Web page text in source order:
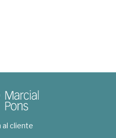
al cliente